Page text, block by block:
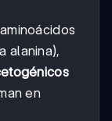
alanina),
en